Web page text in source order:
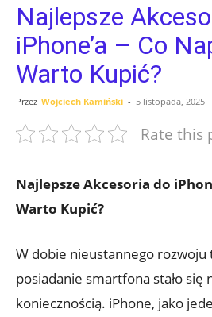
Najlepsze
iPhone’a – Co
Warto Kupić?
Przez Wojciech Kamiński - 5 listopada, 2025
Rate this
Najlepsze⁢ Akcesoria⁢ do
Warto Kupić?
W dobie nieustannego rozwoju
posiadanie smartfona stało się
koniecznością. iPhone,⁤ jako